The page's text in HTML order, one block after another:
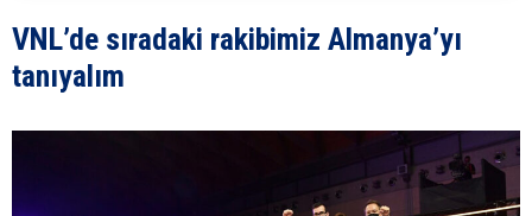
VNL’de sıradaki rakibimiz Almanya’yı
tanıyalım